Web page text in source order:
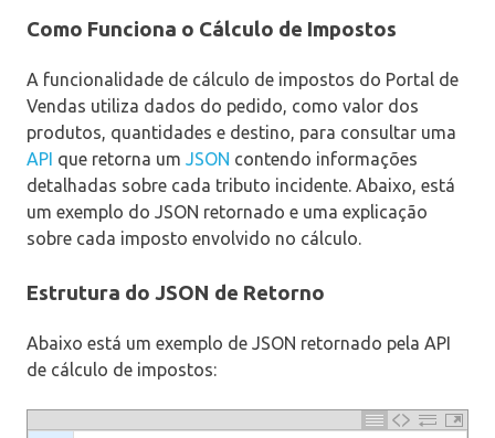
Como Funciona o Cálculo de Impostos
A funcionalidade de cálculo de impostos do Portal de
Vendas utiliza dados do pedido, como valor dos
produtos, quantidades e destino, para consultar uma
API que retorna um JSON contendo informações
detalhadas sobre cada tributo incidente. Abaixo, está
um exemplo do JSON retornado e uma explicação
sobre cada imposto envolvido no cálculo.
Estrutura do JSON de Retorno
Abaixo está um exemplo de JSON retornado pela API
de cálculo de impostos: